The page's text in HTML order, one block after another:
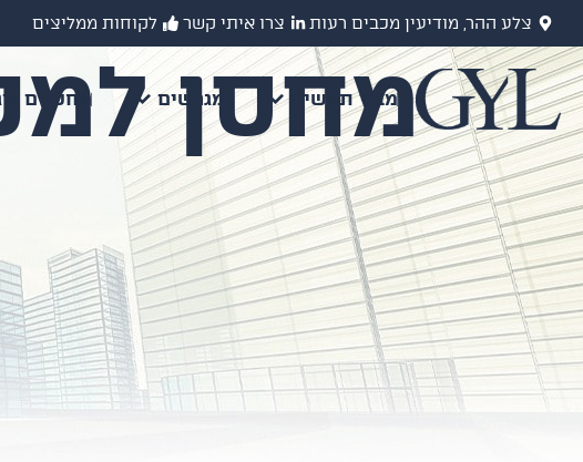
צלע ההר, מודיעין מכבים רעות צרו איתי קשר לקוחות ממליצים
מבני תעשיה מגרשים מחסנים מחסן